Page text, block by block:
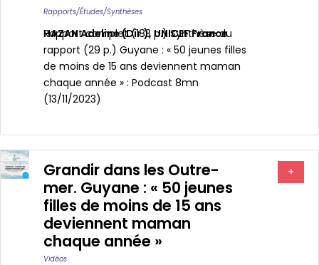
Rapports/études/synthèses
HAZAN Adeline (dir.), UNICEF France
Rapport complet (183 p.) Synthèse du
rapport (29 p.) Guyane : « 50 jeunes filles
de moins de 15 ans deviennent maman
chaque année » : Podcast 8mn
(13/11/2023)
Grandir dans les Outre-
mer. Guyane : « 50 jeunes
filles de moins de 15 ans
deviennent maman
chaque année »
Vidéos
+